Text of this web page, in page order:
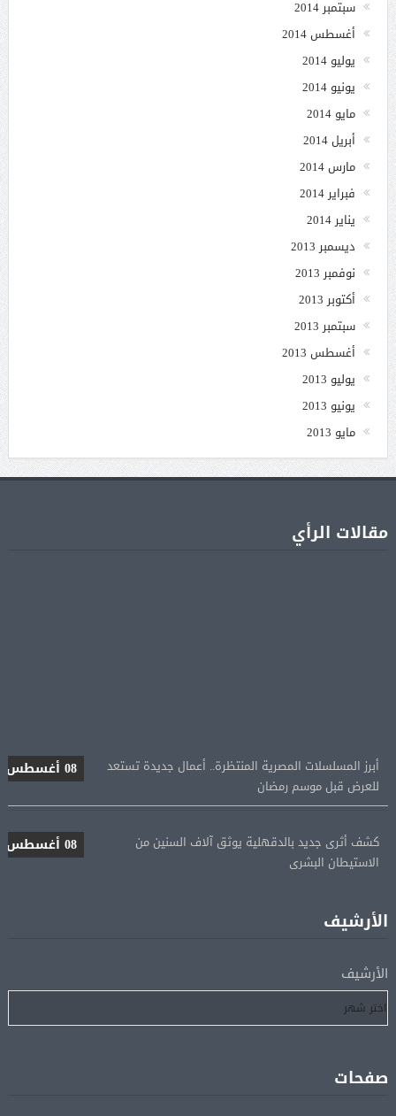
سبتمبر 2014
أغسطس 2014
يوليو 2014
يونيو 2014
مايو 2014
أبريل 2014
مارس 2014
فبراير 2014
يناير 2014
ديسمبر 2013
نوفمبر 2013
أكتوبر 2013
سبتمبر 2013
أغسطس 2013
يوليو 2013
يونيو 2013
مايو 2013
مقالات الرأي
للعرض قبل موسم رمضان
الاستيطان البشرى
المؤهلة لأولمبياد 2028
إسبانيا تعيد فرض الرقابة على حدودها مع إيطاليا وسط
خلاف متصاعد بشأن الهجرة
للسفن فى هرمز
الأرشيف
الأرشيف
صفحات